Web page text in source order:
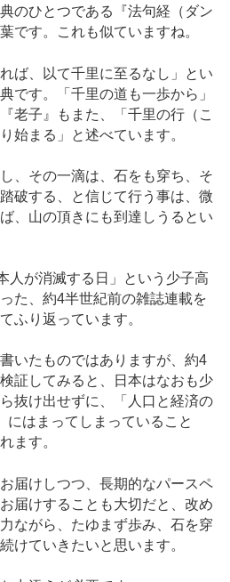
のひとつである『法句経（ダン
です。これも似ていますね。
ば、以て千里に至るなし」とい
です。「千里の道も一歩から」
老子』もまた、「千里の行（こ
始まる」と述べています。
、その一滴は、石をも穿ち、そ
破する、と信じて行う事は、微
、山の頂きにも到達しうるとい
人が消滅する日」という少子高
た、約4半世紀前の雑誌連載を
ふり返っています。
いたものではありますが、約4
証してみると、日本はなおも少
抜け出せずに、「人口と経済の
にはまってしまっていること
ます。
届けしつつ、長期的なパースペ
届けすることも大切だと、改め
ながら、たゆまず歩み、石を穿
けていきたいと思います。